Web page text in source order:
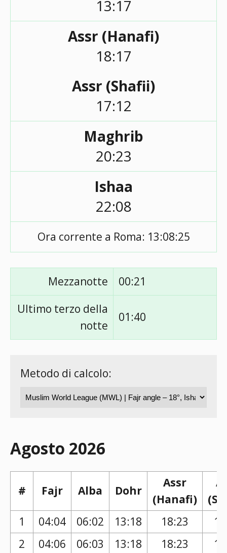
13:17
Assr (Hanafi)
18:17
Assr (Shafii)
17:12
Maghrib
20:23
Ishaa
22:08
Ora corrente a Roma: 13:08:25
Mezzanotte
00:21
Ultimo terzo della
notte
01:40
Metodo di calcolo:
Agosto 2026
# Fajr Alba Dohr
Assr
(Hanafi)
1
04:04 06:02 13:18 18:23
2
04:06 06:03 13:18 18:23